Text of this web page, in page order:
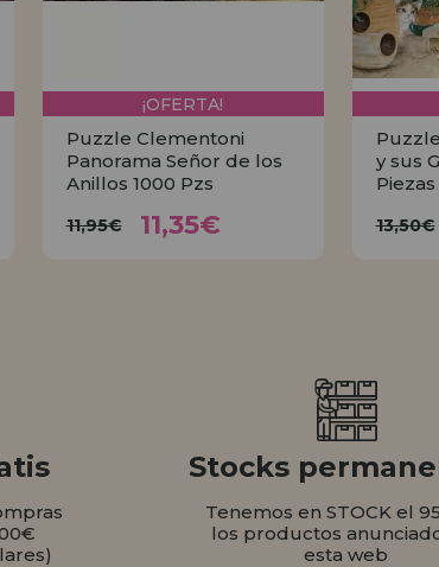
¡OFERTA!
Puzzle Clementoni
Panorama Señor de los
Anillos 1000 Pzs
11,95€ 11,35€
y sus
Piezas
13,50€
Stocks
Tenemos en STOCK el
los productos
esta web